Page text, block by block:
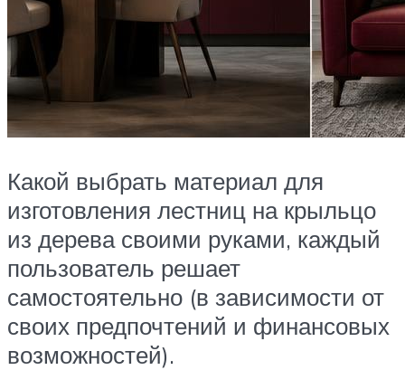
Какой выбрать материал для
изготовления лестниц на крыльцо
из дерева своими руками, каждый
пользователь решает
самостоятельно (в зависимости от
своих предпочтений и финансовых
возможностей).